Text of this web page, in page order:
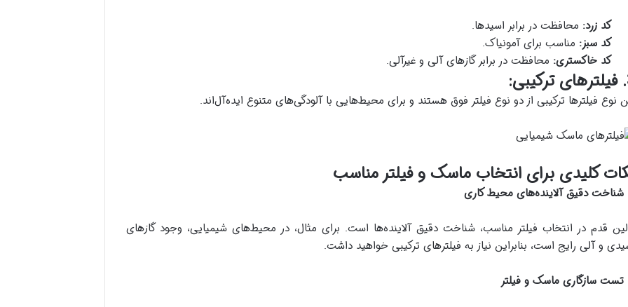
کد زرد: محافظت در برابر اسیدها.
کد سبز: مناسب برای آمونیاک.
کد خاکستری: محافظت در برابر گازهای آلی و غیرآلی.
نوع فیلترها ترکیبی از دو نوع فیلتر فوق هستند و برای محیط‌هایی با آلودگی‌های متنوع ایده‌آل‌اند.
کلیدی برای انتخاب ماسک و فیلتر مناسب
قدم در انتخاب فیلتر مناسب، شناخت دقیق آلاینده‌ها است. برای مثال، در محیط‌های شیمیایی، وجود گازهای
و آلی رایج است، بنابراین نیاز به فیلترهای ترکیبی خواهید داشت.